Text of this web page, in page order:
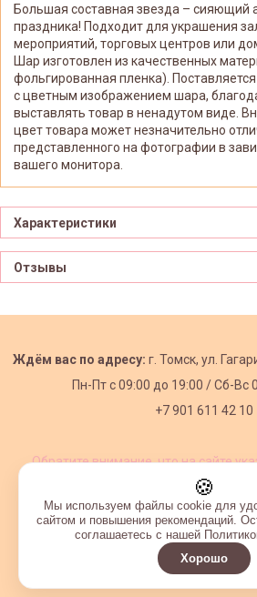
Большая составная звезда – сияющий
праздника! Подходит для украшения
мероприятий, торговых центров или
Шар изготовлен из качественных
фольгированная пленка).
с цветным изображением шара,
выставлять товар в ненадутом виде.
цвет товара может незначительно
представленного на фотографии в
вашего монитора.
Характеристики
Отзывы
Ждём вас по адресу: г. Томск, ул.
Пн-Пт с09:00 до 19:00 /Сб-Вс
+7 901 611 42 10
Обратите внимание, что на сайте
Интернет-магазин создан
🍪
Мы используем файлы cookie для
сайтом и повышения рекомендаций.
соглашаетесь с нашей
Хорошо